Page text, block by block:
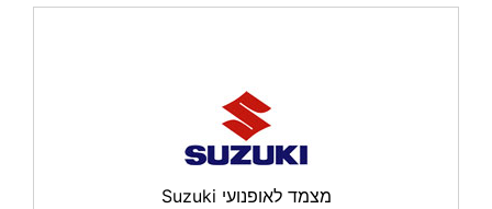
מצמד לאופנועי Suzuki